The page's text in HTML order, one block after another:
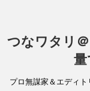
つなワタリ
量
プロ無謀家＆エディ